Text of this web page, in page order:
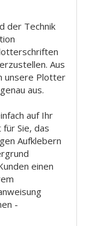
der Technik
Aus
unsere Plotter
aus.
auf Ihr
Sie, das
Aufklebern
einen
-